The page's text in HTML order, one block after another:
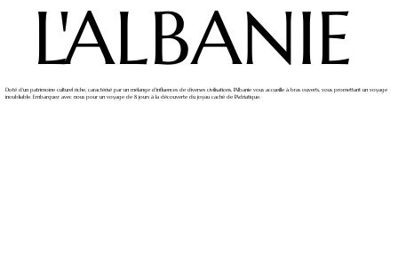
L'ALBANIE
L'ALBANIE
Doté d'un patrimoine culturel riche, caractérisé par un mélange d'influences de diverses civilisations, l'Albanie vous accueille à bras ouverts, vous promettant un voyage
inoubliable. Embarquez avec nous pour un voyage de 8 jours à la découverte du joyau caché de l'Adriatique.